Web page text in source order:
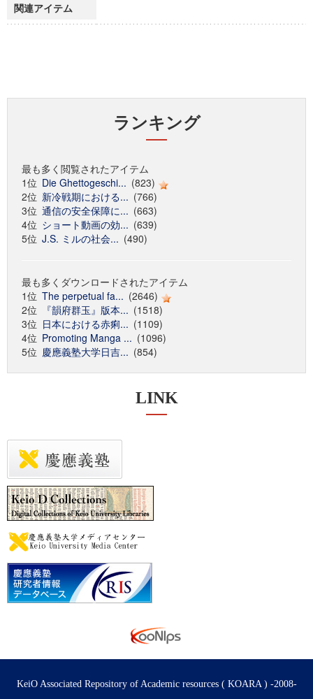
関連アイテム
ランキング
最も多く閲覧されたアイテム
1位 Die Ghettogeschi... (823)
2位 新冷戦期における... (766)
3位 通信の安全保障に... (663)
4位 ショート動画の効... (639)
5位 J.S. ミルの社会... (490)
最も多くダウンロードされたアイテム
1位 The perpetual fa... (2646)
2位
『韻府群玉』版本... (1518)
3位 日本における赤痢... (1109)
4位 Promoting Manga ... (1096)
5位 慶應義塾大学日吉... (854)
LINK
KeiO Associated Repository of Academic resources ( KOARA ) -2008-